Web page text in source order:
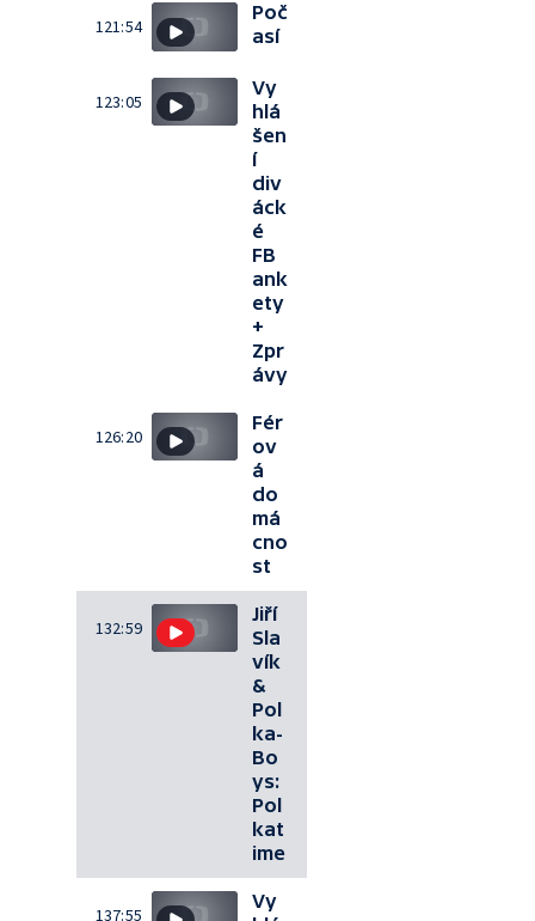
121:54
Poč
así
123:05
Vy
hlá
šen
í
div
áck
é
FB
ank
ety
+
Zpr
ávy
126:20
Fér
ov
á
do
má
cno
st
132:59
Jiří
Sla
vík
&
Pol
ka-
Bo
ys:
Pol
kat
ime
137:55
Vy